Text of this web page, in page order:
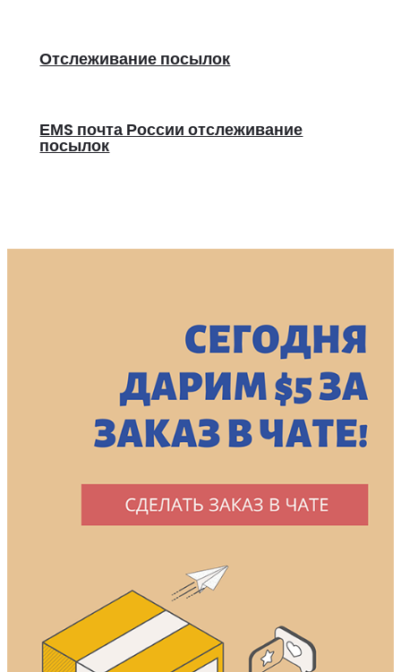
Отслеживание посылок
ЕМS почта России отслеживание
посылок